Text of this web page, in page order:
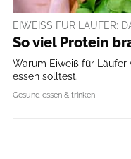
EIWEISS FÜR LÄUFER:
So viel Protein
Warum Eiweiß für
essen solltest.
Gesund essen & trinken